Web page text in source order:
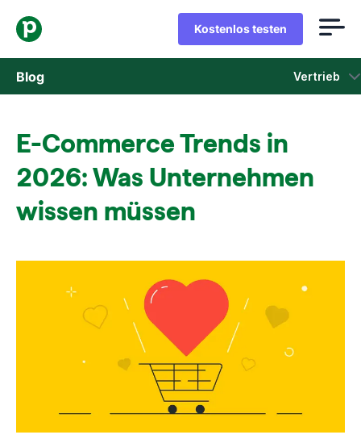
Kostenlos testen
Blog Vertrieb
Marketing
Produkt-Updates
E-Commerce Trends in
2026: Was Unternehmen
wissen müssen